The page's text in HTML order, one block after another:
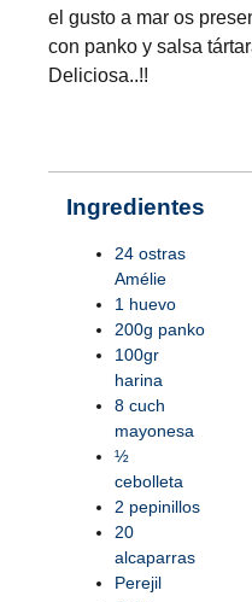
el gusto a mar os
con panko y salsa
Deliciosa..!!
Ingredientes
24 ostras
Amélie
1 huevo
200g panko
100gr
harina
8 cuch
mayonesa
½
cebolleta
2 pepinillos
20
alcaparras
Perejil